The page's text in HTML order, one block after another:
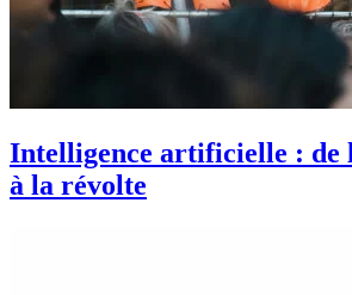
Intelligence artificielle : de
à la révolte